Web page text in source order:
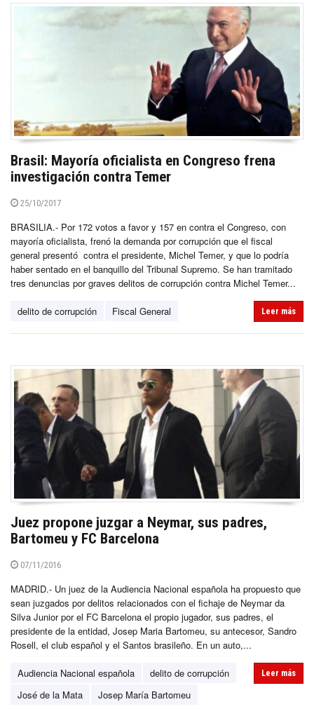
Brasil: Mayoría oficialista en Congreso frena
investigación contra Temer
25/10/2017
BRASILIA.- Por 172 votos a favor y 157 en contra el Congreso, con
mayoría oficialista, frenó la demanda por corrupción que el fiscal
general presentó contra el presidente, Michel Temer, y que lo podría
haber sentado en el banquillo del Tribunal Supremo. Se han tramitado
tres denuncias por graves delitos de corrupción contra Michel Temer...
delito de corrupción Fiscal General Leer más
Juez propone juzgar a Neymar, sus padres,
Bartomeu y FC Barcelona
07/11/2016
MADRID.- Un juez de la Audiencia Nacional española ha propuesto que
sean juzgados por delitos relacionados con el fichaje de Neymar da
Silva Junior por el FC Barcelona el propio jugador, sus padres, el
presidente de la entidad, Josep Maria Bartomeu, su antecesor, Sandro
Rosell, el club español y el Santos brasileño. En un auto,...
Audiencia Nacional española
delito de corrupción
José de la Mata
Josep María Bartomeu
Leer más